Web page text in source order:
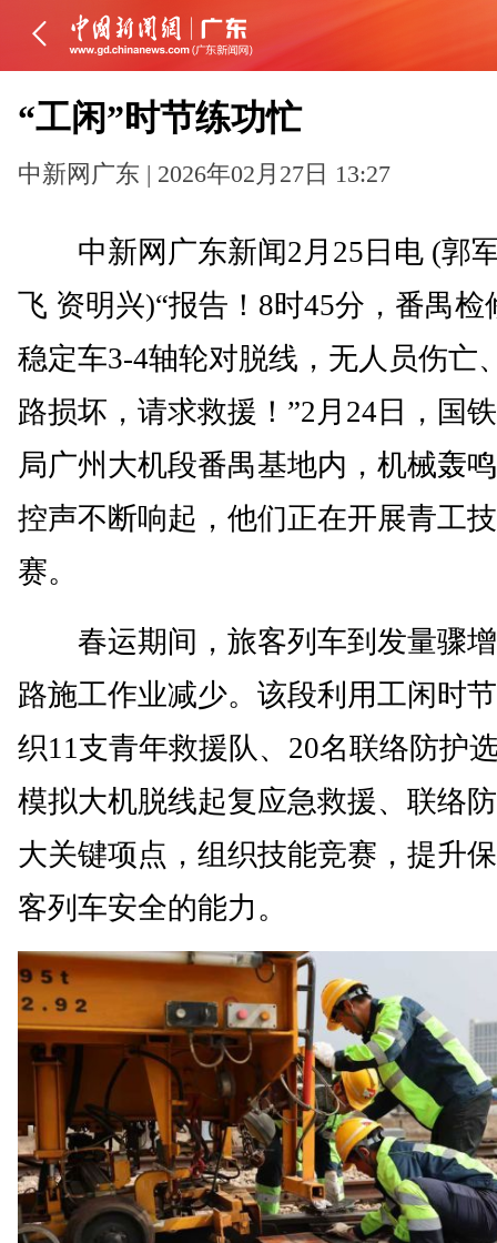
“工闲”时节练功忙
中新网广东 | 2026年02月27日 13:27
中新网广东新闻2月25日电 (郭
飞 资明兴)“报告！8时45分，番禺检
稳定车3-4轴轮对脱线，无人员伤亡
路损坏，请求救援！”2月24日，国
局广州大机段番禺基地内，机械轰
控声不断响起，他们正在开展青工
赛。
春运期间，旅客列车到发量骤
路施工作业减少。该段利用工闲时
织11支青年救援队、20名联络防护
模拟大机脱线起复应急救援、联络
大关键项点，组织技能竞赛，提升
客列车安全的能力。